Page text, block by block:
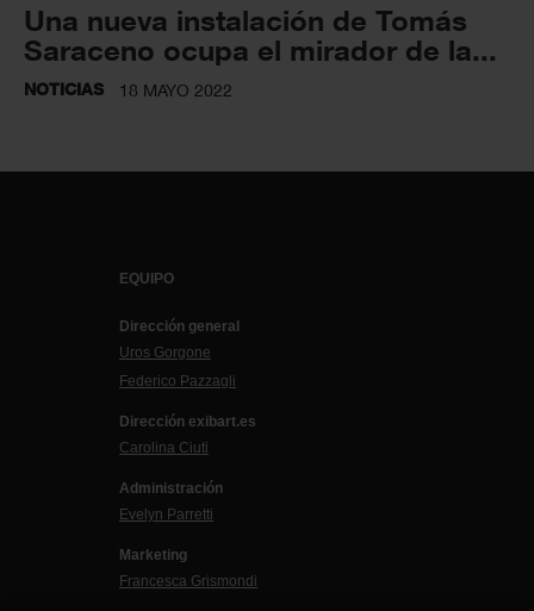
Una nueva instalación de Tomás
Saraceno ocupa el mirador de la...
NOTICIAS 18 MAYO 2022
EQUIPO
Dirección general
Uros Gorgone
Federico Pazzagli
Dirección exibart.es
Carolina Ciuti
Administración
Evelyn Parretti
Marketing
Francesca Grismondi